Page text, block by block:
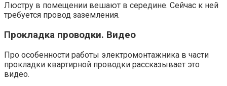
Люстру в помещении вешают в середине. Сейчас к ней
требуется провод заземления.
Прокладка проводки. Видео
Про особенности работы электромонтажника в части
прокладки квартирной проводки рассказывает это
видео.